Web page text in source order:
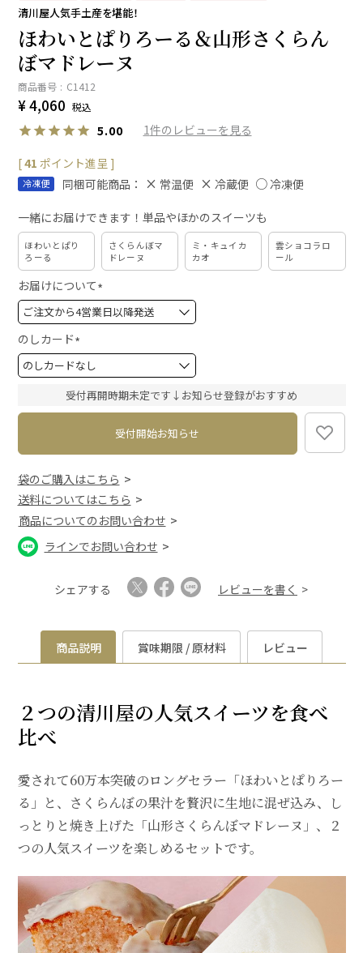
清川屋人気手土産を堪能！
ほわいとぱりろーる＆山形さくらん
ぼマドレーヌ
商品番号 C1412
¥4,060 税込
5.00 1
[41 ポイント進呈 ]
冷凍便 同梱可能商品： 常温便 冷蔵便 冷凍便
一緒にお届けできます！単品やほかのスイーツも
ほわいとぱり
ろーる
さくらんぼマ
ドレーヌ
ミ・キュイカ
カオ
雲ショコラロ
ール
お届けについて
(
必
)
のしカード
(
必
須
受付再開時期未定です↓お知らせ登録がおすすめ
受付開始お知らせ
袋のご購入はこちら
送料についてはこちら
商品についてのお問い合わせ
ラインでお問い合わせ
シェアする レビューを書く
商品説明 賞味期限 / 原材料 レビュー
２つの清川屋の人気スイーツを食べ
比べ
愛されて60万本突破のロングセラー「ほわいとぱりろー
る」と、さくらんぼの果汁を贅沢に生地に混ぜ込み、し
っとりと焼き上げた「山形さくらんぼマドレーヌ」、２
つの人気スイーツを楽しめるセットです。